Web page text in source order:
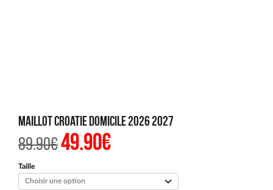
Maillot Croatie Domicile 2026 2027
89.90€Le
prix
était :
89.90€.
49.90€Le
prix
est :
49.90€.
Taille